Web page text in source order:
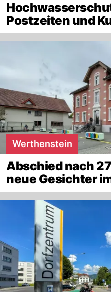
Postzeiten und
Werthenstein
Abschied nach
neue Gesichter